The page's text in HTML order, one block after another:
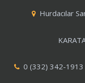
Hurdacılar
0 (332) 342-